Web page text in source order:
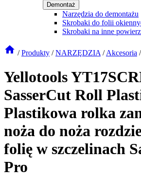
Demontaż
Narzędzia do demontażu
Skrobaki do folii
Skrobaki na inne
/ Produkty / NARZĘDZIA / Akcesoria /
Yellotools
SasserCut Roll
Plastikowa rolka
noża do noża
folię w szczelinach
Pro